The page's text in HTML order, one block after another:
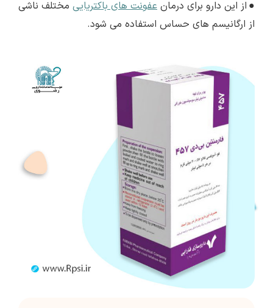
● از این دارو برای درمان عفونت های باکتریایی مختلف ناشی
از ارگانیسم های حساس استفاده می شود.